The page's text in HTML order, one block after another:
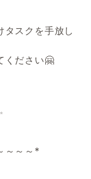
タスクを手放し
ください🤗
～～～*